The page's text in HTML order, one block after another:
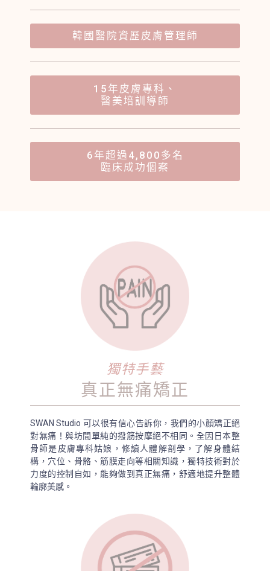
韓國醫院資歷皮膚管理師
15年皮膚專科、
醫美培訓導師
6年超過4,800多名
臨床成功個案
獨特手藝
真正無痛矯正
SWAN Studio 可以很有信心告訴你，我們的小顏矯正絕
對無痛！與坊間單純的撥筋按摩絕不相同。全因日本整
骨師是皮膚專科姑娘，修讀人體解剖學，了解身體結
構，穴位、骨骼、筋膜走向等相關知識，獨特技術對於
力度的控制自如，能夠做到真正無痛，舒適地提升整體
輪廓美感。